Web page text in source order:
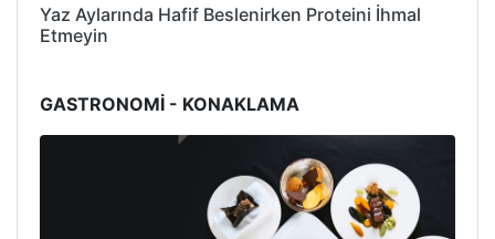
Yaz Aylarında Hafif Beslenirken Proteini İhmal
Etmeyin
GASTRONOMİ - KONAKLAMA